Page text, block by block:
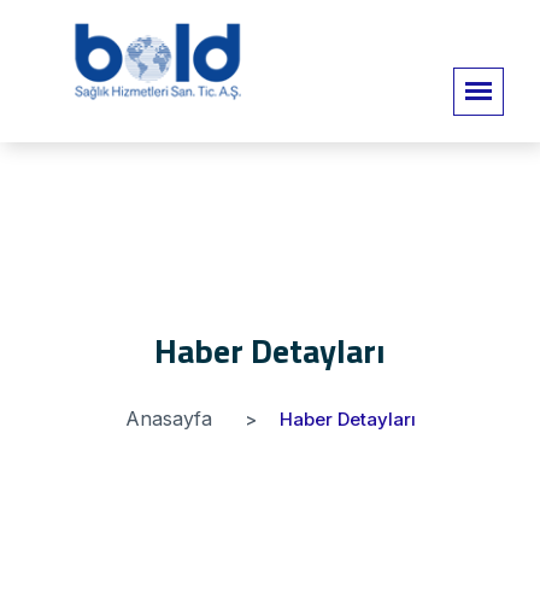
Haber Detayları
Anasayfa Haber Detayları